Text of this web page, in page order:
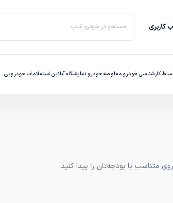
کاربری جستجو در خودرو شاپ ...
کارشناسی خودرو معاوضه خودرو نمایشگاه آنلایناستعلامات خودرویی
با بودجه‌تان را پیدا کنید.